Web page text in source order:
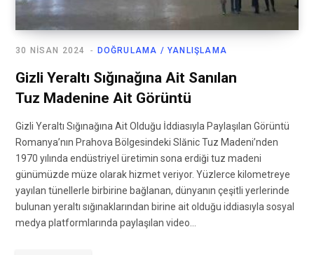
DOĞRULAMA / YANLIŞLAMA
30 NISAN 2024
Gizli Yeraltı Sığınağına Ait Sanılan
Tuz Madenine Ait Görüntü
Gizli Yeraltı Sığınağına Ait Olduğu İddiasıyla Paylaşılan Görüntü
Romanya’nın Prahova Bölgesindeki Slănic Tuz Madeni’nden
1970 yılında endüstriyel üretimin sona erdiği tuz madeni
günümüzde müze olarak hizmet veriyor. Yüzlerce kilometreye
yayılan tünellerle birbirine bağlanan, dünyanın çeşitli yerlerinde
bulunan yeraltı sığınaklarından birine ait olduğu iddiasıyla sosyal
medya platformlarında paylaşılan video…